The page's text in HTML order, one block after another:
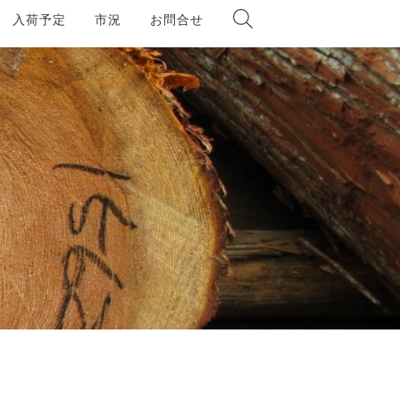
入荷予定 市況 お問合せ